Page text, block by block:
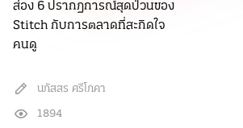
ส่อง 6 ปรากฏการณ์สุดป่วนของ
Stitch กับการตลาดที่สะกิดใจ
คนดู
นภัสสร ศรีโภคา
1894